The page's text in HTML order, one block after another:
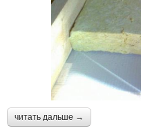
читать дальше →